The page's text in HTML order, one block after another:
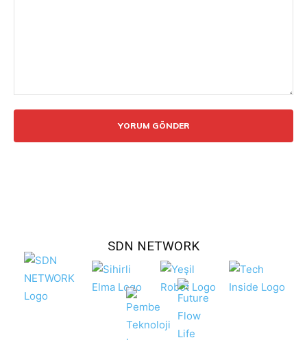
SDN NETWORK